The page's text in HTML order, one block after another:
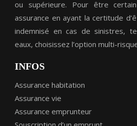
ou supérieure. Pour être
assurance en ayant la certitude
indemnisé en cas de sinistres,
eaux, choisissez l’option multi-
INFOS
Assurance habitation
Assurance vie
Assurance emprunteur